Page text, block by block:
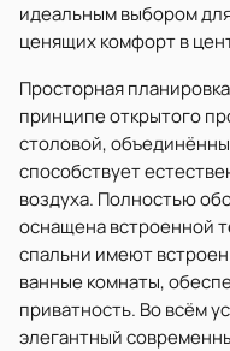
идеальным выбором
ценящих комфорт в
Просторная
принципе открытого
столовой,
способствует
воздуха. Полностью
оснащена встроенной
спальни имеют
ванные комнаты,
приватность. Во всём
элегантный